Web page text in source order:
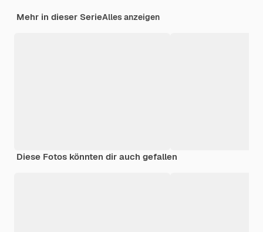
Mehr in dieser SerieAlles anzeigen
Diese Fotos könnten dir auch gefallen